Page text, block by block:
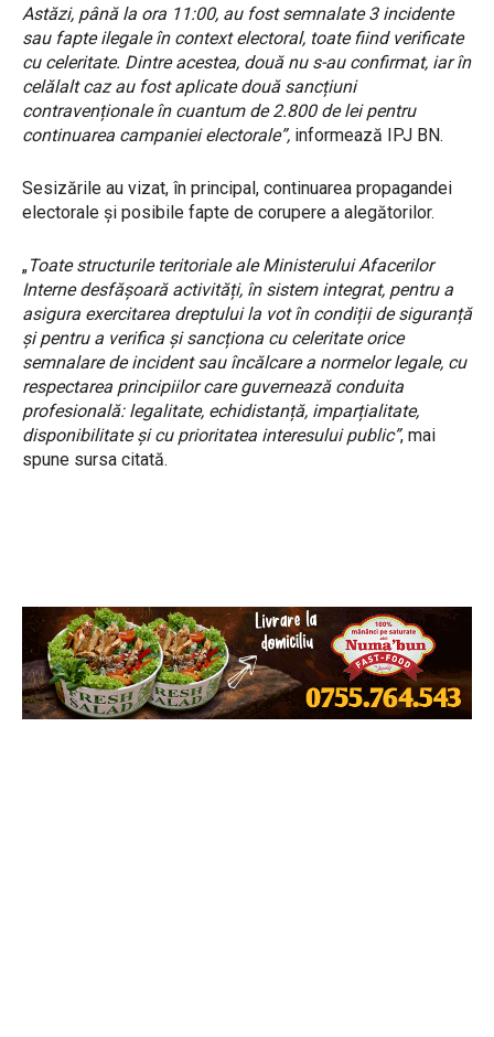
Astăzi, până la ora 11:00, au fost semnalate 3 incidente
sau fapte ilegale în context electoral, toate fiind verificate
cu celeritate. Dintre acestea, două nu s-au confirmat, iar în
celălalt caz au fost aplicate două sancțiuni
contravenționale în cuantum de 2.800 de lei pentru
continuarea campaniei electorale”, informează IPJ BN.
Sesizările au vizat, în principal, continuarea propagandei
electorale și posibile fapte de corupere a alegătorilor.
„Toate structurile teritoriale ale Ministerului Afacerilor
Interne desfășoară activități, în sistem integrat, pentru a
asigura exercitarea dreptului la vot în condiții de siguranță
și pentru a verifica și sancționa cu celeritate orice
semnalare de incident sau încălcare a normelor legale, cu
respectarea principiilor care guvernează conduita
profesională: legalitate, echidistanță, imparțialitate,
disponibilitate și cu prioritatea interesului public”, mai
spune sursa citată.